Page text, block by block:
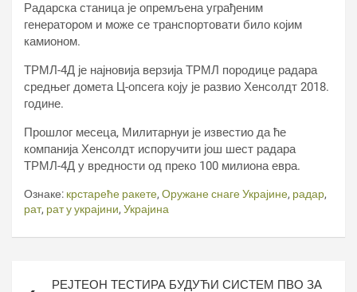
Радарска станица је опремљена уграђеним
генератором и може се транспортовати било којим
камионом.
ТРМЛ-4Д је најновија верзија ТРМЛ породице радара
средњег домета Ц-опсега коју је развио Хенсолдт 2018.
године.
Прошлог месеца, Милитарнyи је известио да ће
компанија Хенсолдт испоручити још шест радара
ТРМЛ-4Д у вредности од преко 100 милиона евра.
Ознаке: крстареће ракете, Оружане снаге Украјине, радар,
рат, рат у украјини, Украјина
РЕЈТЕОН ТЕСТИРА БУДУЋИ СИСТЕМ ПВО ЗА